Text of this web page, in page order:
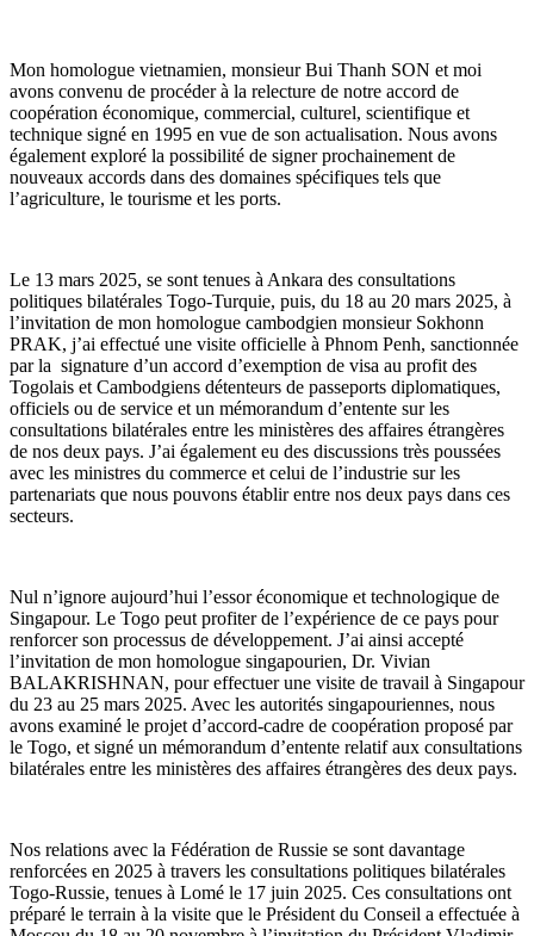
Mon homologue vietnamien, monsieur Bui Thanh SON et moi
avons convenu de procéder à la relecture de notre accord de
coopération économique, commercial, culturel, scientifique et
technique signé en 1995 en vue de son actualisation. Nous avons
également exploré la possibilité de signer prochainement de
nouveaux accords dans des domaines spécifiques tels que
l’agriculture, le tourisme et les ports.
Le 13 mars 2025, se sont tenues à Ankara des consultations
politiques bilatérales Togo-Turquie, puis, du 18 au 20 mars 2025, à
l’invitation de mon homologue cambodgien monsieur Sokhonn
PRAK, j’ai effectué une visite officielle à Phnom Penh, sanctionnée
par la signature d’un accord d’exemption de visa au profit des
Togolais et Cambodgiens détenteurs de passeports diplomatiques,
officiels ou de service et un mémorandum d’entente sur les
consultations bilatérales entre les ministères des affaires étrangères
de nos deux pays. J’ai également eu des discussions très poussées
avec les ministres du commerce et celui de l’industrie sur les
partenariats que nous pouvons établir entre nos deux pays dans ces
secteurs.
Nul n’ignore aujourd’hui l’essor économique et technologique de
Singapour. Le Togo peut profiter de l’expérience de ce pays pour
renforcer son processus de développement. J’ai ainsi accepté
l’invitation de mon homologue singapourien, Dr. Vivian
BALAKRISHNAN, pour effectuer une visite de travail à Singapour
du 23 au 25 mars 2025. Avec les autorités singapouriennes, nous
avons examiné le projet d’accord-cadre de coopération proposé par
le Togo, et signé un mémorandum d’entente relatif aux consultations
bilatérales entre les ministères des affaires étrangères des deux pays.
Nos relations avec la Fédération de Russie se sont davantage
renforcées en 2025 à travers les consultations politiques bilatérales
Togo-Russie, tenues à Lomé le 17 juin 2025. Ces consultations ont
préparé le terrain à la visite que le Président du Conseil a effectuée à